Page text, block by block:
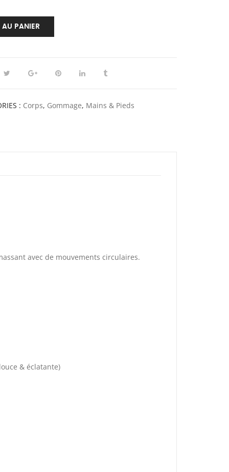
PANIER
: Corps, Gommage, Mains & Pieds
avec de mouvements circulaires.
& éclatante)